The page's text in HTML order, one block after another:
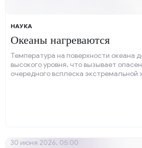
НАУКА
Океаны нагреваются
Температура на поверхности океана
высокого уровня, что вызывает
очередного всплеска
30 июня 2026, 05:00